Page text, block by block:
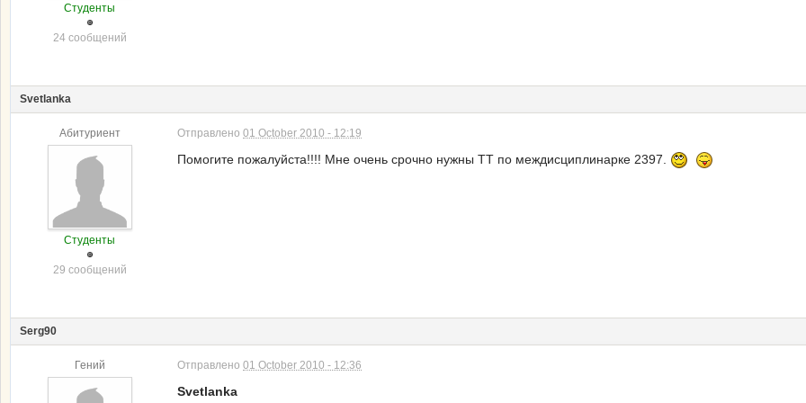
Студенты
24 сообщений
Svetlanka
Абитуриент
Студенты
29 сообщений
Отправлено 01 October 2010 - 12:19
Помогите пожалуйста!!!! Мне очень срочно нужны ТТ по междисциплинарке 2397.
Serg90
Гений Отправлено 01 October 2010 - 12:36
Svetlanka